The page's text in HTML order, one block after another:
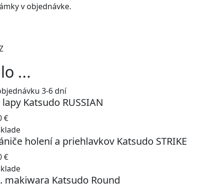
v objednávke.
...
3-6 dní
Katsudo RUSSIAN
€
holení a priehlavkov Katsudo STRIKE
€
makiwara Katsudo Round